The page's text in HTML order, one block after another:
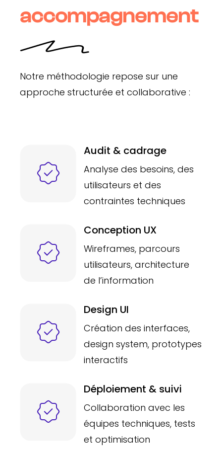
accompagnement
Notre méthodologie repose sur une
approche structurée et collaborative :
Audit & cadrage
Analyse des besoins, des
utilisateurs et des
contraintes techniques
Conception UX
Wireframes, parcours
utilisateurs, architecture
de l’information
Design UI
Création des interfaces,
design system, prototypes
interactifs
Déploiement & suivi
Collaboration avec les
équipes techniques, tests
et optimisation